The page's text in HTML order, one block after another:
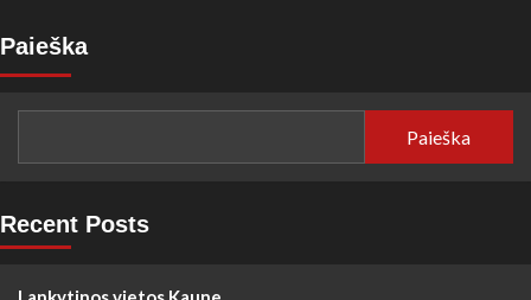
Paieška
Paieška
Recent Posts